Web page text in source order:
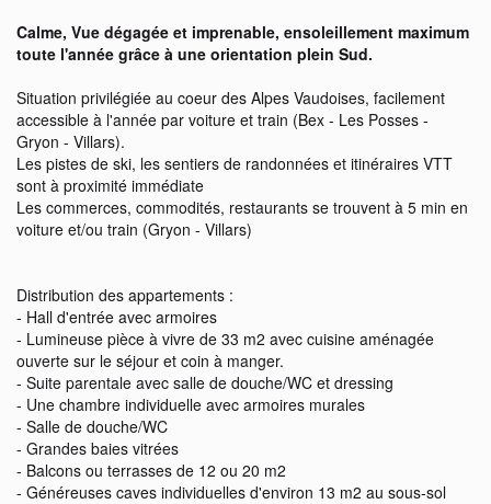
Calme, Vue dégagée et imprenable, ensoleillement maximum
toute l'année grâce à une orientation plein Sud.
Situation privilégiée au coeur des Alpes Vaudoises, facilement
accessible à l'année par voiture et train (Bex - Les Posses -
Gryon - Villars).
Les pistes de ski, les sentiers de randonnées et itinéraires VTT
sont à proximité immédiate
Les commerces, commodités, restaurants se trouvent à 5 min en
voiture et/ou train (Gryon - Villars)
Distribution des appartements :
- Hall d'entrée avec armoires
- Lumineuse pièce à vivre de 33 m2 avec cuisine aménagée
ouverte sur le séjour et coin à manger.
- Suite parentale avec salle de douche/WC et dressing
- Une chambre individuelle avec armoires murales
- Salle de douche/WC
- Grandes baies vitrées
- Balcons ou terrasses de 12 ou 20 m2
- Généreuses caves individuelles d'environ 13 m2 au sous-sol